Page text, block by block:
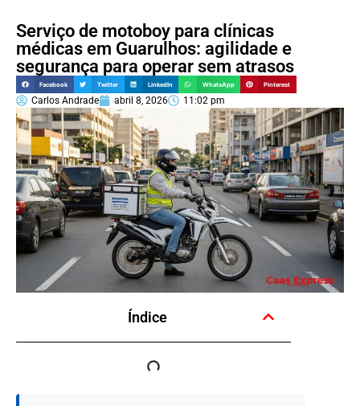
Serviço de motoboy para clínicas
médicas em Guarulhos: agilidade e
segurança para operar sem atrasos
Facebook Twitter LinkedIn WhatsApp Pinterest
Carlos Andrade abril 8, 2026 11:02 pm
Índice